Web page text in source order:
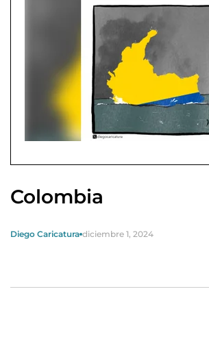
Colombia
Diego Caricatura diciembre 1, 2024